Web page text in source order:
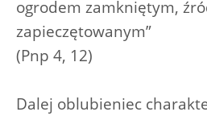
ogrodem zamkniętym,
zapieczętowanym”
(Pnp 4, 12)
Dalej oblubieniec